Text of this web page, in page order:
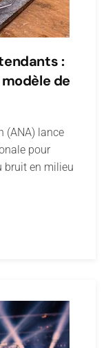
:
de
(ANA) lance
pour
bruit en milieu